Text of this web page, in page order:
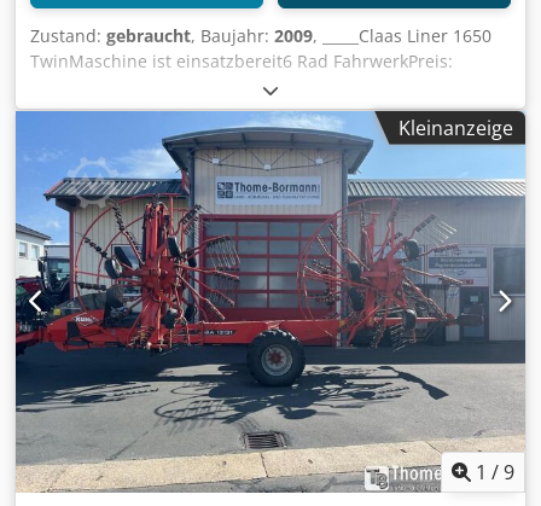
Zustand: gebraucht, Baujahr: 2009, _____Claas Liner 1650
TwinMaschine ist einsatzbereit6 Rad FahrwerkPreis:
7.900,00 Euro netto,Lagerort:null Dcedpfx Aezp Angoixsk
Kleinanzeige
1 /9